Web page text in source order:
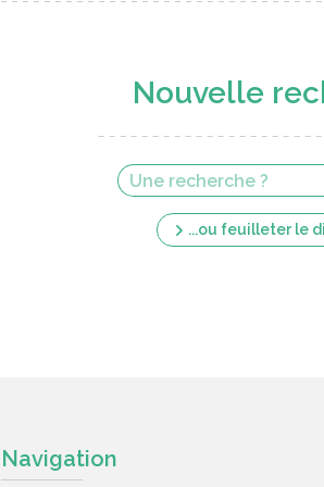
Nouvelle
...ou feuilleter le
Navigation